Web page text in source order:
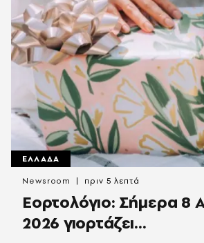
ΕΛΛΑΔΑ
Εορτολόγιο: Σήμερα 8
2026 γιορτάζει…
Newsroom πριν 5 λεπτά